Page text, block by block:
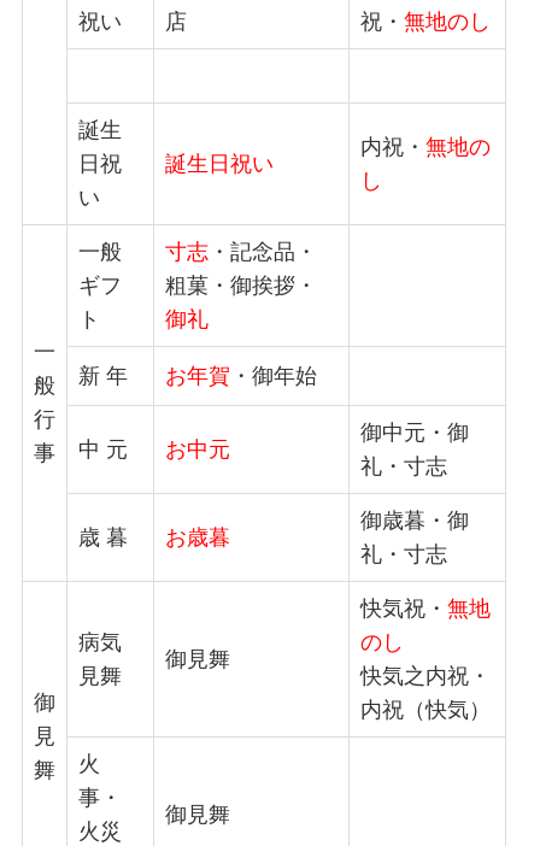
祝い
店
祝・ 無地のし
誕生
日祝
い
誕生日祝い
内祝・ 無地の
し
一
般
行
事
一般
ギフ
ト
寸志・記念品・
粗菓・御挨拶・
御礼
新 年 お年賀 ・御年始
中 元 お中元
御中元・御
礼・寸志
歳 暮 お歳暮
御歳暮・御
礼・寸志
御
見
舞
病気
見舞
御見舞
快気祝・ 無地
のし
快気之内祝・
内祝（快気）
火
事・
火災
御見舞